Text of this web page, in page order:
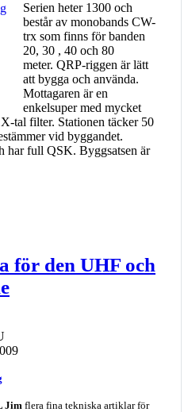
Serien heter 1300 och
består av monobands CW-
trx som finns för banden
20, 30 , 40 och 80
meter. QRP-riggen är lätt
att bygga och använda.
Mottagaren är en
enkelsuper med mycket
tal filter. Stationen täcker 50
vid byggandet.
har full QSK. Byggsatsen är
för den UHF och
Jim flera fina tekniska artiklar för